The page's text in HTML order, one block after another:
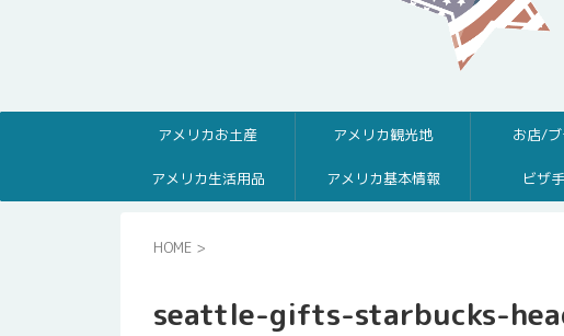
アメリカお土産 アメリカ観光地 お店/ブ
アメリカ生活用品 アメリカ基本情報 ビザ
HOME >
seattle-gifts-starbucks-